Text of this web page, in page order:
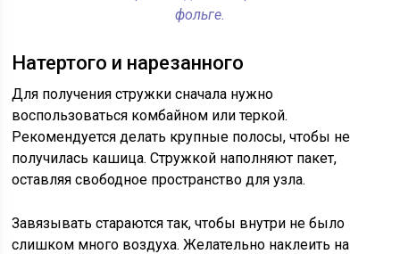
фольге.
Натертого и нарезанного
Для получения стружки сначала нужно
воспользоваться комбайном или теркой.
Рекомендуется делать крупные полосы, чтобы не
получилась кашица. Стружкой наполняют пакет,
оставляя свободное пространство для узла.
Завязывать стараются так, чтобы внутри не было
слишком много воздуха. Желательно наклеить на